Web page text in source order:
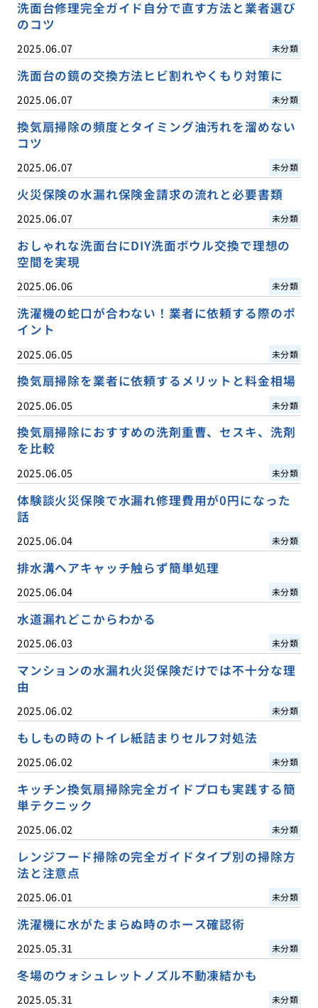
洗面台修理完全ガイド自分で直す方法と業者選び
のコツ
2025.06.07 未分類
洗面台の鏡の交換方法ヒビ割れやくもり対策に
2025.06.07 未分類
換気扇掃除の頻度とタイミング油汚れを溜めない
コツ
2025.06.07 未分類
火災保険の水漏れ保険金請求の流れと必要書類
2025.06.07 未分類
おしゃれな洗面台にDIY洗面ボウル交換で理想の
空間を実現
2025.06.06 未分類
洗濯機の蛇口が合わない！業者に依頼する際のポ
イント
2025.06.05 未分類
換気扇掃除を業者に依頼するメリットと料金相場
2025.06.05 未分類
換気扇掃除におすすめの洗剤重曹、セスキ、洗剤
を比較
2025.06.05 未分類
体験談火災保険で水漏れ修理費用が0円になった
話
2025.06.04 未分類
排水溝ヘアキャッチ触らず簡単処理
2025.06.04 未分類
水道漏れどこからわかる
2025.06.03 未分類
マンションの水漏れ火災保険だけでは不十分な理
由
2025.06.02 未分類
もしもの時のトイレ紙詰まりセルフ対処法
2025.06.02 未分類
キッチン換気扇掃除完全ガイドプロも実践する簡
単テクニック
2025.06.02 未分類
レンジフード掃除の完全ガイドタイプ別の掃除方
法と注意点
2025.06.01 未分類
洗濯機に水がたまらぬ時のホース確認術
2025.05.31 未分類
冬場のウォシュレットノズル不動凍結かも
2025.05.31 未分類